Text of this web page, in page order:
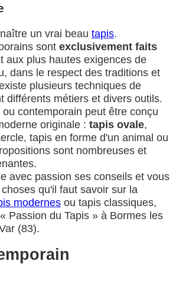
un vrai beau tapis.
sont exclusivement faits
aux plus hautes exigences de
dans le respect des traditions et
plusieurs techniques de
différents métiers et divers outils.
ou contemporain peut être conçu
originale : tapis ovale,
tapis en forme d'un animal ou
sont nombreuses et
avec passion ses conseils et vous
qu'il faut savoir sur la
modernes ou tapis classiques,
Passion du Tapis » à Bormes les
(83).